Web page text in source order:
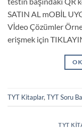
SATIN AL mOBİL
Vİdeo Çözümler
erişmek için
TYT Kitaplar, TYT Soru
TYT